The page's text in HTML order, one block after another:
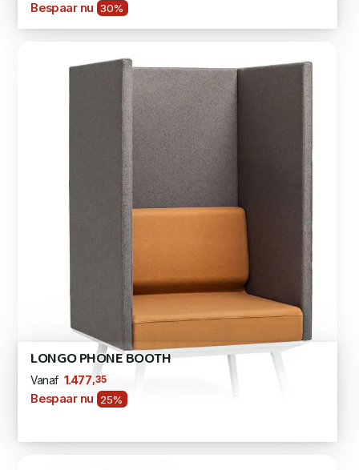
Bespaar nu 30%
LONGO PHONE BOOTH
Vanaf 1.477,35
Bespaar nu 25%